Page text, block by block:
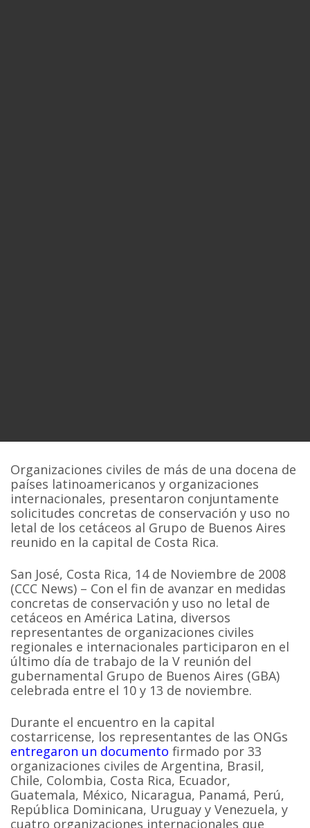
Organizaciones civiles de más de una docena de
países latinoamericanos y organizaciones
internacionales, presentaron conjuntamente
solicitudes concretas de conservación y uso no
letal de los cetáceos al Grupo de Buenos Aires
reunido en la capital de Costa Rica.
San José, Costa Rica, 14 de Noviembre de 2008
(CCC News) – Con el fin de avanzar en medidas
concretas de conservación y uso no letal de
cetáceos en América Latina, diversos
representantes de organizaciones civiles
regionales e internacionales participaron en el
último día de trabajo de la V reunión del
gubernamental Grupo de Buenos Aires (GBA)
celebrada entre el 10 y 13 de noviembre.
Durante el encuentro en la capital
costarricense, los representantes de las ONGs
entregaron un documento firmado por 33
organizaciones civiles de Argentina, Brasil,
Chile, Colombia, Costa Rica, Ecuador,
Guatemala, México, Nicaragua, Panamá, Perú,
República Dominicana, Uruguay y Venezuela, y
cuatro organizaciones internacionales que